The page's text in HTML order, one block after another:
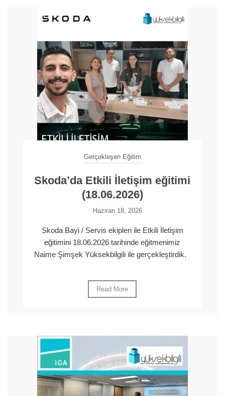
Gerçekleşen Eğitim
Skoda’da Etkili İletişim eğitimi
(18.06.2026)
Haziran 18, 2026
Skoda Bayi / Servis ekipleri ile Etkili İletişim
eğitimini 18.06.2026 tarihinde eğitmenimiz
Naime Şimşek Yüksekbilgili ile gerçekleştirdik.
Read More